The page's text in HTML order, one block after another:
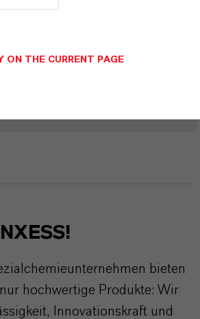
auf die Inhalte zu erhalten.
bieten
hochwertige Produkte: Wir
Innovationskraft und
ON THE CURRENT PAGE